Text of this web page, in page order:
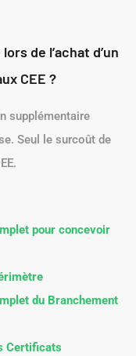
de l’achat d’un
CEE ?
supplémentaire
Seul le surcoût de
pour concevoir
du Branchement
Certificats